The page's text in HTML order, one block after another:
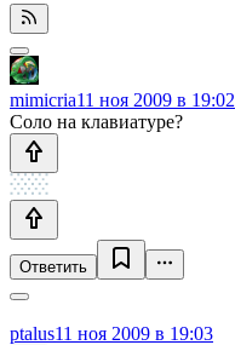
mimicria11 ноя 2009 в 19:02
Соло на клавиатуре?
Ответить
ptalus11 ноя 2009 в 19:03